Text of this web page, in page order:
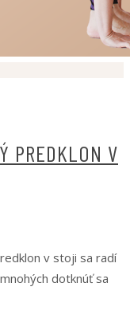
PREDKLON V
v stoji sa radí
dotknúť sa